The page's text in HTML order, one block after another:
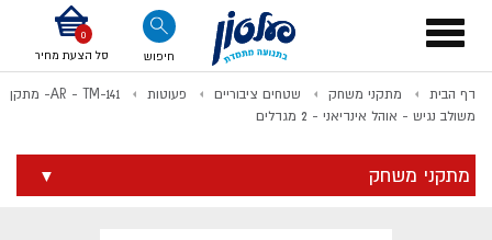
Toggle
navigation
חיפוש סל הצעת מחיר
דף הבית מתקני משחק שטחים ציבוריים פעוטות
AR - TM-141- מתקן
משולב נגיש - אוהל אינדיאני - 2 מגדלים
מתקני משחק